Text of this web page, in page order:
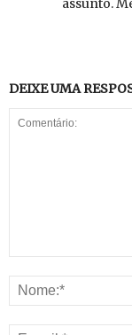
assunto.
DEIXE UMA